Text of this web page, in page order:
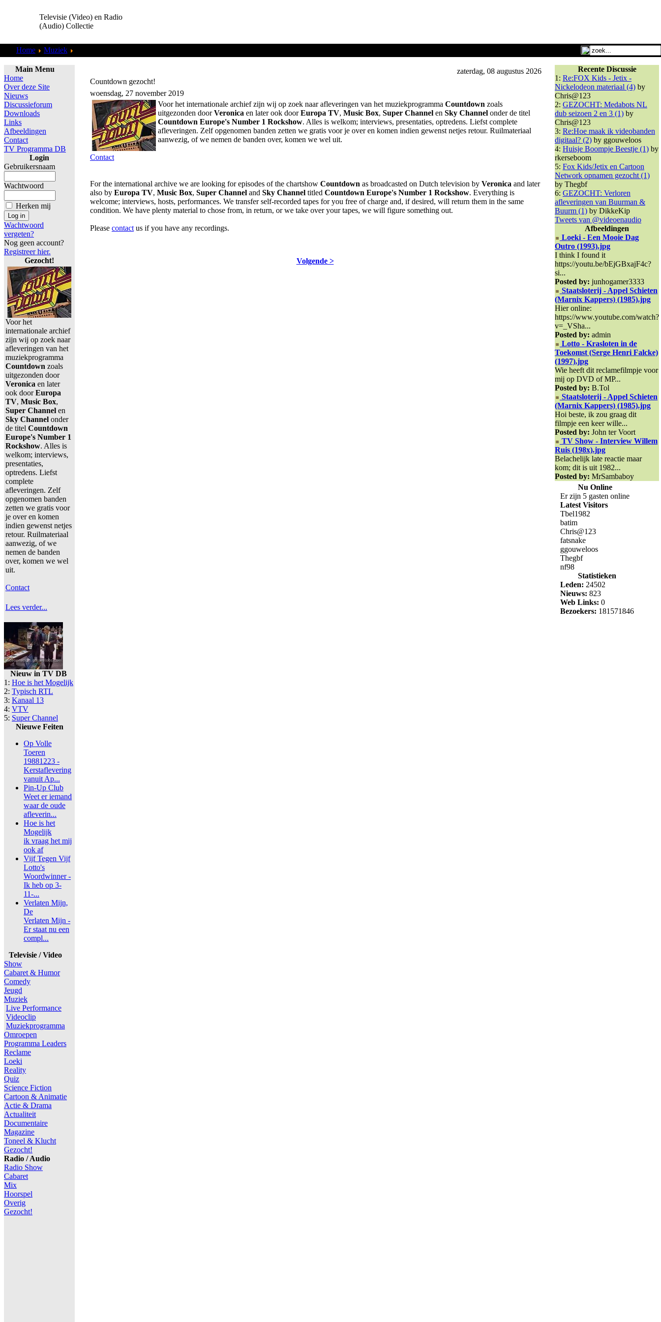
Televisie (Video) en Radio
(Audio) Collectie
Home Muziek
Main Menu
Home
Over deze Site
Nieuws
Discussieforum
Downloads
Links
Afbeeldingen
Contact
TV Programma DB
Login
Gebruikersnaam
Wachtwoord
Herken mij
Wachtwoord
vergeten?
Nog geen account?
Registreer hier.
Gezocht!
Voor het
internationale archief
zijn wij op zoek naar
afleveringen van het
muziekprogramma
Countdown zoals
uitgezonden door
Veronica en later
ook doorEuropa
TV, Music Box,
Super Channel en
Sky Channel onder
de titel Countdown
Europe's Number 1
Rockshow. Alles is
welkom; interviews,
presentaties,
optredens. Liefst
complete
afleveringen. Zelf
opgenomen banden
zetten we gratis voor
je over en komen
indien gewenst netjes
retour. Ruilmateriaal
aanwezig, of we
nemen de banden
over, komen we wel
uit.
Contact
Lees verder...
Nieuw in TV DB
1: Hoe is het Mogelijk
2: Typisch RTL
3: Kanaal 13
4: VTV
5: Super Channel
Nieuwe Feiten
Op Volle
Toeren
19881223 -
Kerstaflevering
vanuit Ap...
Pin-Up Club
Weet er iemand
waar de oude
afleverin...
Hoe is het
Mogelijk
ik vraag het mij
ook af
Vijf Tegen Vijf
Lotto's
Woordwinner -
Ik heb op 3-
11-...
Verlaten Mijn,
De
Verlaten Mijn -
Er staat nu een
compl...
Televisie / Video
Show
Cabaret & Humor
Comedy
Jeugd
Muziek
Live Performance
Videoclip
Muziekprogramma
Omroepen
Programma Leaders
Reclame
Loeki
Reality
Quiz
Science Fiction
Cartoon & Animatie
Actie & Drama
Actualiteit
Documentaire
Magazine
Toneel & Klucht
Gezocht!
Radio / Audio
Radio Show
Cabaret
Mix
Hoorspel
Overig
Gezocht!
zaterdag, 08 augustus 2026
Countdown gezocht!
woensdag, 27 november 2019
Voor het internationale archief zijn wij op zoek naar afleveringen van het muziekprogramma Countdown zoals
uitgezonden doorVeronica en later ook doorEuropa TV, Music Box, Super Channel en Sky Channel onder de titel
Countdown Europe's Number 1 Rockshow. Alles is welkom; interviews, presentaties, optredens. Liefst complete
afleveringen. Zelf opgenomen banden zetten we gratis voor je over en komen indien gewenst netjes retour. Ruilmateriaal
aanwezig, of we nemen de banden over, komen we wel uit.
Contact
For the international archive we are looking for episodes of the chartshow Countdown as broadcasted on Dutch television by Veronica and later
also by Europa TV, Music Box, Super Channel and Sky Channel titled Countdown Europe's Number 1 Rockshow. Everything is
welcome; interviews, hosts, performances. We transfer self-recorded tapes for you free of charge and, if desired, will return them in the same
condition. We have plenty material to chose from, in return, or we take over your tapes, we will figure something out.
Please contact us if you have any recordings.
Volgende >
Recente Discussie
1: Re:FOX Kids - Jetix -
Nickelodeon materiaal (4) by
Chris@123
2: GEZOCHT: Medabots NL
dub seizoen 2 en 3 (1) by
Chris@123
3: Re:Hoe maak ik videobanden
digitaal? (2) by ggouweloos
4: Huisje Boompje Beestje (1) by
rkerseboom
5: Fox Kids/Jetix en Cartoon
Network opnamen gezocht (1)
by Thegbf
6: GEZOCHT: Verloren
afleveringen van Buurman &
Buurm (1) by DikkeKip
Tweets van @videoenaudio
Afbeeldingen
Loeki - Een Mooie Dag
Outro (1993).jpg
I think I found it
https://youtu.be/bEjGBxajF4c?
si...
Posted by: junhogamer3333
Staatsloterij - Appel Schieten
(Marnix Kappers) (1985).jpg
Hier online:
https://www.youtube.com/watch?
v=_VSha...
Posted by: admin
Lotto - Krasloten in de
Toekomst (Serge Henri Falcke)
(1997).jpg
Wie heeft dit reclamefilmpje voor
mij op DVD of MP...
Posted by: B.Tol
Staatsloterij - Appel Schieten
(Marnix Kappers) (1985).jpg
Hoi beste, ik zou graag dit
filmpje een keer wille...
Posted by: John ter Voort
TV Show - Interview Willem
Ruis (198x).jpg
Belachelijk late reactie maar
kom; dit is uit 1982...
Posted by: MrSambaboy
Nu Online
Er zijn 5 gasten online
Latest Visitors
Tbel1982
batim
Chris@123
fatsnake
ggouweloos
Thegbf
nf98
Statistieken
Leden: 24502
Nieuws: 823
Web Links: 0
Bezoekers: 181571846